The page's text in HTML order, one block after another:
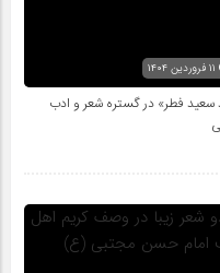
سعید فطر» در گستره‌ شعر و ادب